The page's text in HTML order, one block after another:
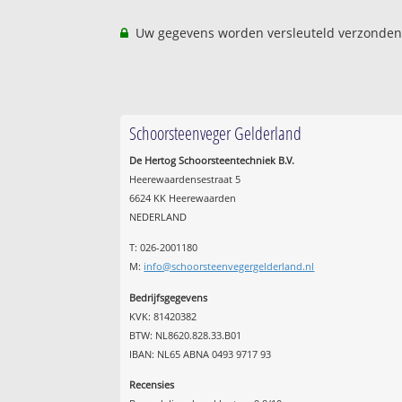
Uw gegevens worden versleuteld
Schoorsteenveger Gelderland
De Hertog Schoorsteentechniek B.V.
Heerewaardensestraat 5
6624 KK Heerewaarden
NEDERLAND
T: 026-2001180
M: info@schoorsteenvegergelderland.nl
Bedrijfsgegevens
KVK: 81420382
BTW: NL8620.828.33.B01
IBAN: NL65 ABNA 0493 9717 93
Recensies